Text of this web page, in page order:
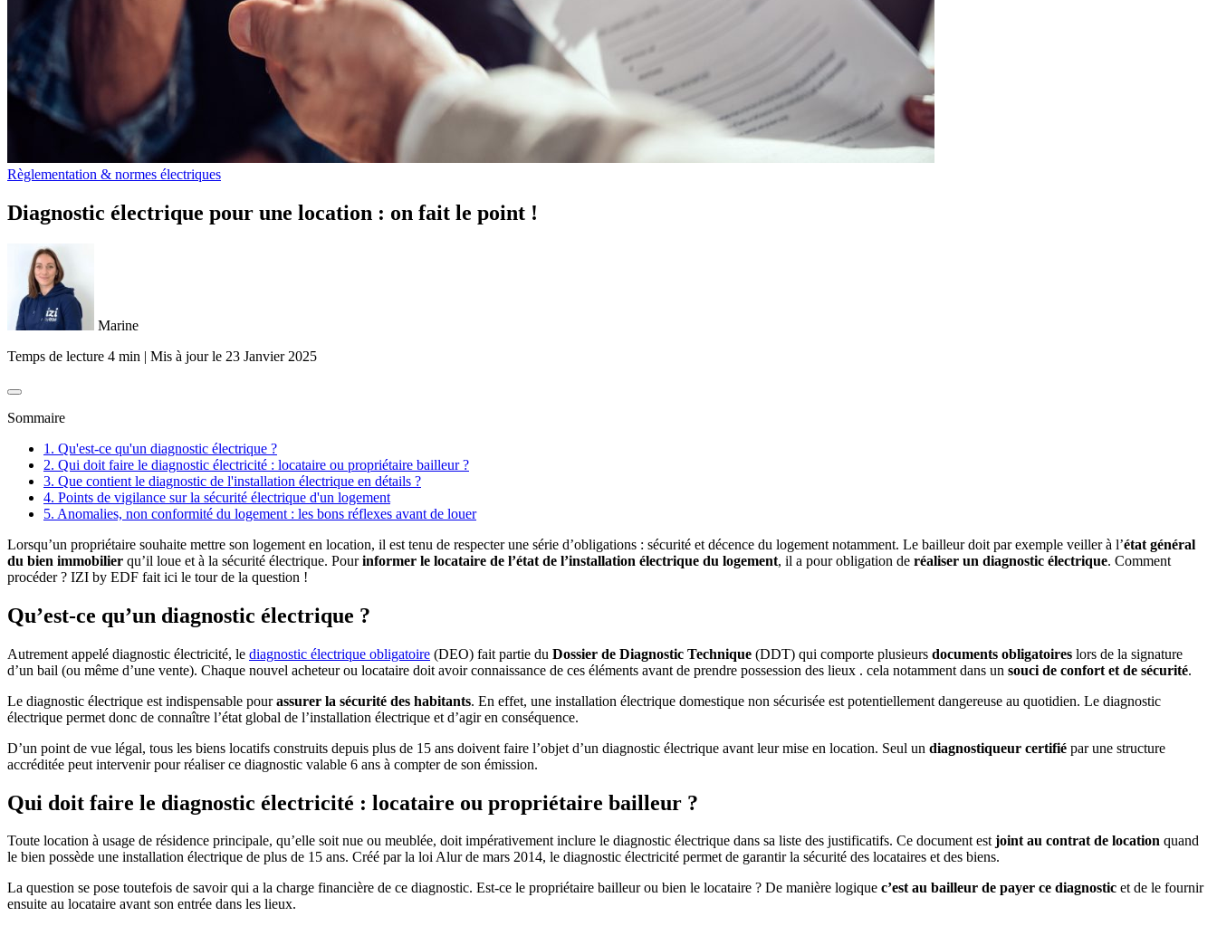
Règlementation & normes électriques
Diagnostic électrique pour une location : on fait le point !
Marine
Temps de lecture 4 min | Mis à jour le 23 Janvier 2025
Sommaire
1. Qu'est-ce qu'un diagnostic électrique ?
2. Qui doit faire le diagnostic électricité : locataire ou propriétaire bailleur ?
3. Que contient le diagnostic de l'installation électrique en détails ?
4. Points de vigilance sur la sécurité électrique d'un logement
5. Anomalies, non conformité du logement : les bons réflexes avant de louer
Lorsqu’un propriétaire souhaite mettre son logement en location, il est tenu de respecter une série d’obligations : sécurité et décence du logement notamment. Le bailleur doit par exemple veiller à l’état général
du bien immobilier qu’il loue et à la sécurité électrique. Pourinformer le locataire de l’état de l’installation électrique du logement, il a pour obligation de réaliser un diagnostic électrique. Comment
procéder ? IZI by EDF fait ici le tour de la question !
Qu’est-ce qu’un diagnostic électrique ?
Autrement appelé diagnostic électricité, le diagnostic électrique obligatoire (DEO) fait partie du Dossier de Diagnostic Technique (DDT) qui comporte plusieurs documents obligatoires lors de la signature
d’un bail (ou même d’une vente). Chaque nouvel acheteur ou locataire doit avoir connaissance de ces éléments avant de prendre possession des lieux . cela notamment dans un souci de confort et de sécurité.
Le diagnostic électrique est indispensable pourassurer la sécurité des habitants. En effet, une installation électrique domestique non sécurisée est potentiellement dangereuse au quotidien. Le diagnostic
électrique permet donc de connaître l’état global de l’installation électrique et d’agir en conséquence.
D’un point de vue légal, tous les biens locatifs construits depuis plus de 15 ans doivent faire l’objet d’un diagnostic électrique avant leur mise en location. Seul un diagnostiqueur certifié par une structure
accréditée peut intervenir pour réaliser ce diagnostic valable 6 ans à compter de son émission.
Qui doit faire le diagnostic électricité : locataire ou propriétaire bailleur ?
Toute location à usage de résidence principale, qu’elle soit nue ou meublée, doit impérativement inclure le diagnostic électrique dans sa liste des justificatifs. Ce document estjoint au contrat de location quand
le bien possède une installation électrique de plus de 15 ans. Créé par la loi Alur de mars 2014, le diagnostic électricité permet de garantir la sécurité des locataires et des biens.
La question se pose toutefois de savoir qui a la charge financière de ce diagnostic. Est-ce le propriétaire bailleur ou bien le locataire ? De manière logique c’est au bailleur de payer ce diagnostic et de le fournir
ensuite au locataire avant son entrée dans les lieux.